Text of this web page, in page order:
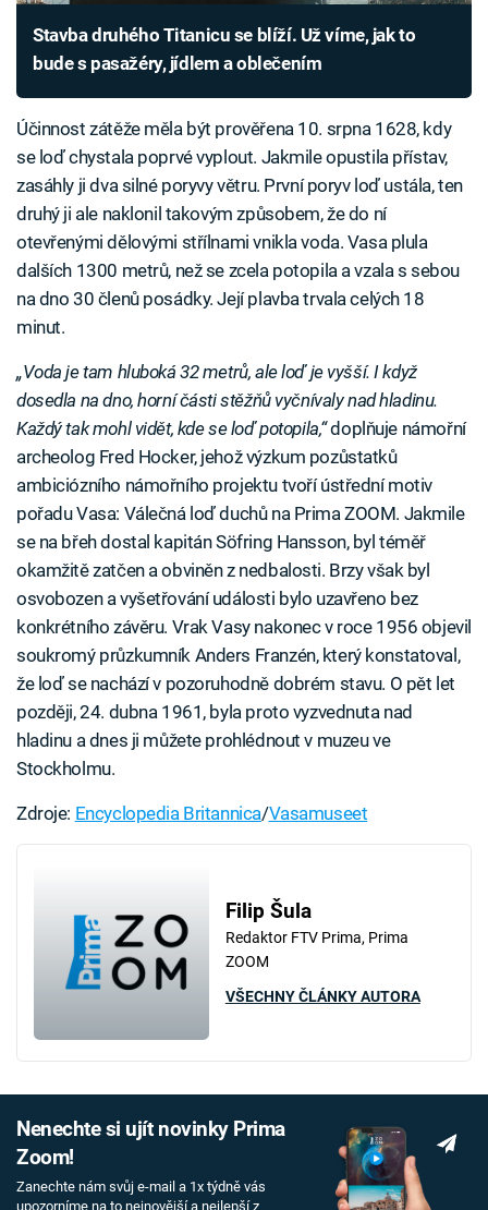
Stavba druhého Titanicu se blíží. Už víme, jak to
bude s pasažéry, jídlem a oblečením
Účinnost zátěže měla být prověřena 10. srpna 1628, kdy
se loď chystala poprvé vyplout. Jakmile opustila přístav,
zasáhly ji dva silné poryvy větru. První poryv loď ustála, ten
druhý ji ale naklonil takovým způsobem, že do ní
otevřenými dělovými střílnami vnikla voda. Vasa plula
dalších 1300 metrů, než se zcela potopila a vzala s sebou
na dno 30 členů posádky. Její plavba trvala celých 18
minut.
„Voda je tam hluboká 32 metrů, ale loď je vyšší. I když
dosedla na dno, horní části stěžňů vyčnívaly nad hladinu.
Každý tak mohl vidět, kde se loď potopila,“doplňuje námořní
archeolog Fred Hocker, jehož výzkum pozůstatků
ambiciózního námořního projektu tvoří ústřední motiv
pořadu Vasa: Válečná loď duchů na Prima ZOOM. Jakmile
se na břeh dostal kapitán Söfring Hansson, byl téměř
okamžitě zatčen a obviněn z nedbalosti. Brzy však byl
osvobozen a vyšetřování události bylo uzavřeno bez
konkrétního závěru. Vrak Vasy nakonec v roce 1956 objevil
soukromý průzkumník Anders Franzén, který konstatoval,
že loď se nachází v pozoruhodně dobrém stavu. O pět let
později, 24. dubna 1961, byla proto vyzvednuta nad
hladinu a dnes ji můžete prohlédnout v muzeu ve
Stockholmu.
Zdroje: Encyclopedia Britannica/Vasamuseet
Filip Šula
Redaktor FTV Prima, Prima
ZOOM
VŠECHNY ČLÁNKY AUTORA
Nenechte si ujít novinky Prima
Zoom!
Zanechte nám svůj e-mail a 1x týdně vás
upozorníme na to nejnovější a nejlepší z